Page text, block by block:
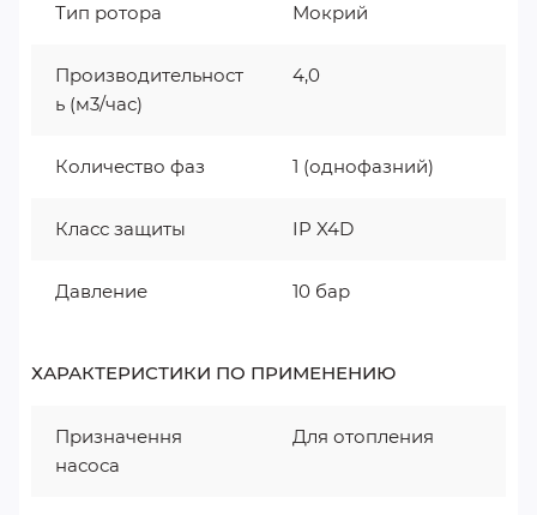
Тип ротора Мокрий
Производительност
ь (м3/час)
4,0
Количество фаз 1 (однофазний)
Класс защиты IP X4D
Давление 10 бар
ХАРАКТЕРИСТИКИ ПО ПРИМЕНЕНИЮ
Призначення
насоса
Для отопления